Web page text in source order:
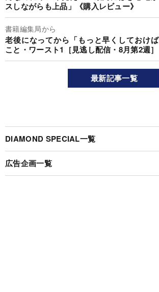
スしながらも上品」《購入レビュー》
書籍編集局から
老後になってから「もっと早くしておけ
こと・ワースト1［見逃し配信・8月第2週］
最新記事一覧
DIAMOND SPECIAL一覧
広告企画一覧